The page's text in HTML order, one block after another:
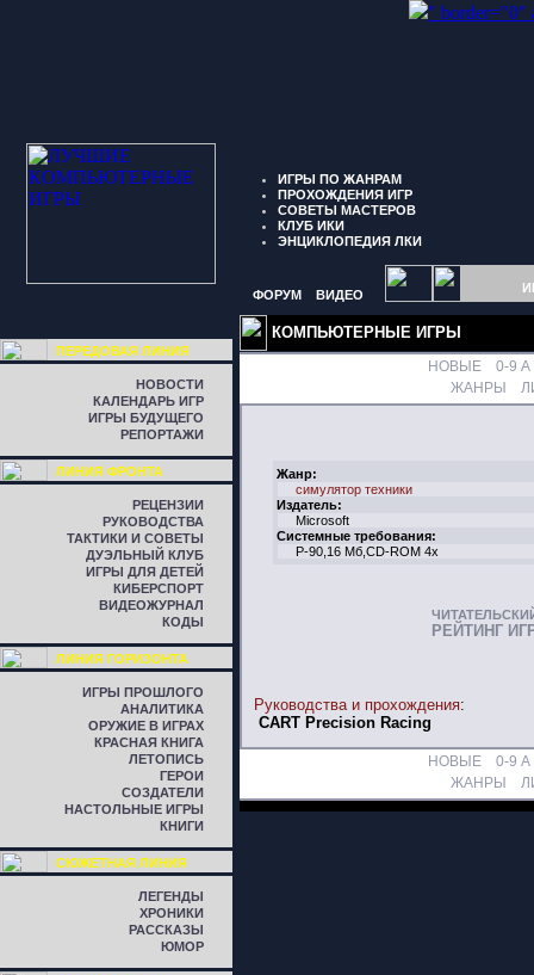
" border="0"
ИГРЫ ПО ЖАНРАМ
ПРОХОЖДЕНИЯ ИГР
СОВЕТЫ МАСТЕРОВ
КЛУБ ИКИ
ЭНЦИКЛОПЕДИЯ ЛКИ
ФОРУМ ВИДЕО
ПЕРЕДОВАЯ ЛИНИЯ
НОВОСТИ
КАЛЕНДАРЬ ИГР
ИГРЫ БУДУЩЕГО
РЕПОРТАЖИ
ЛИНИЯ ФРОНТА
РЕЦЕНЗИИ
РУКОВОДСТВА
ТАКТИКИ И СОВЕТЫ
ДУЭЛЬНЫЙ КЛУБ
ИГРЫ ДЛЯ ДЕТЕЙ
КИБЕРСПОРТ
ВИДЕОЖУРНАЛ
КОДЫ
ЛИНИЯ ГОРИЗОНТА
ИГРЫ ПРОШЛОГО
АНАЛИТИКА
ОРУЖИЕ В ИГРАХ
КРАСНАЯ КНИГА
ЛЕТОПИСЬ
ГЕРОИ
СОЗДАТЕЛИ
НАСТОЛЬНЫЕ ИГРЫ
КНИГИ
СЮЖЕТНАЯ ЛИНИЯ
ЛЕГЕНДЫ
ХРОНИКИ
РАССКАЗЫ
ЮМОР
КОМПЬЮТЕРНЫЕ ИГРЫ
НОВЫЕ 0-9 A
ЖАНРЫ
Жанр:
симулятор техники
Издатель:
Microsoft
Системные требования:
P-90,16 Mб,CD-ROM 4x
РЕЙТИНГ
Руководства и прохождения:
CART Precision Racing
НОВЫЕ 0-9 A
ЖАНРЫ